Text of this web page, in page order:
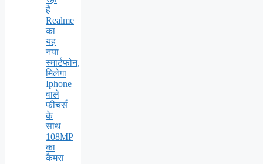
है
Realme
का
यह
नया
स्मार्टफोन,
मिलेगा
Iphone
वाले
फीचर्स
के
साथ
108MP
का
कैमरा